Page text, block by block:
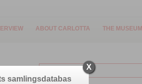
ABOUT CARLOTTA THE MUSEUM
X
samlingsdatabas